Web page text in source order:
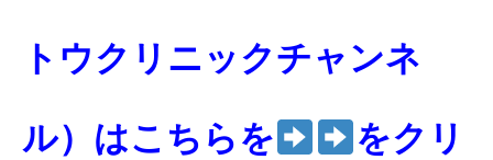
トウクリニックチャンネ
ル）はこちらを をクリ